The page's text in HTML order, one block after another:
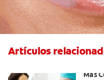
Artículos
Más